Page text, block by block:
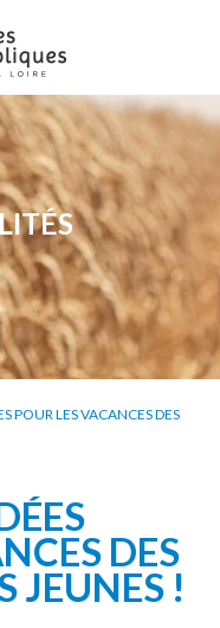
POUR LES VACANCES DES
DES
JEUNES !